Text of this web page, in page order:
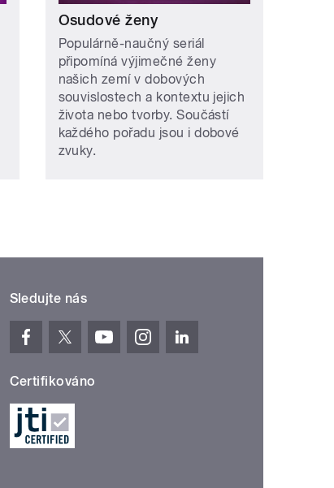
Osudové ženy
Populárně-naučný seriál
připomíná výjimečné ženy
našich zemí v dobových
souvislostech a kontextu jejich
života nebo tvorby. Součástí
každého pořadu jsou i dobové
zvuky.
Sledujte nás
Certifikováno